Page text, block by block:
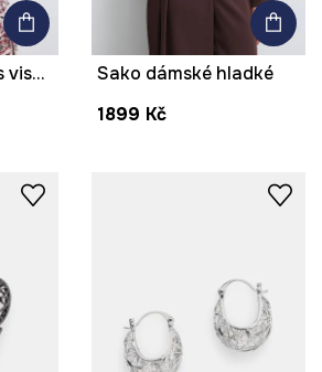
Halenka dámská s viskózou hladká
Sako dámské hladké
1899 Kč